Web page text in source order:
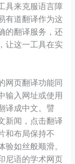
具来克服语言障
有道翻译作为这
的翻译服务，还
让这一工具在实
网页翻译功能同
输入网址或使用
译成中文。譬
新闻，点击翻译
和布局保持不
如丝般顺滑。
尼语的学术网页